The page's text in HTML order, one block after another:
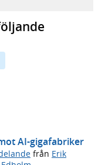
AI-gigafabriker
från Erik